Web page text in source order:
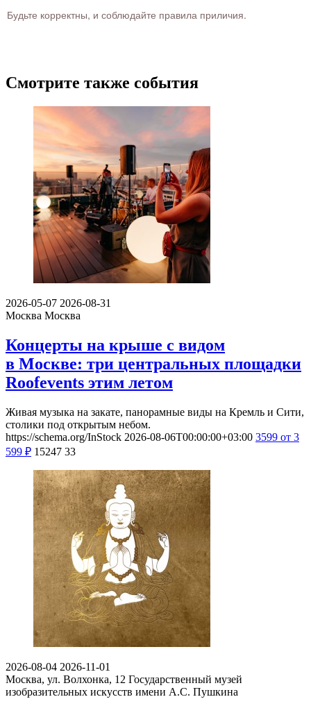
Будьте корректны, и соблюдайте правила приличия.
Смотрите также события
2026-05-07 2026-08-31
Москва Москва
Концерты на крыше с видом
в Москве: три центральных площадки
Roofevents этим летом
Живая музыка на закате, панорамные виды на Кремль и Сити,
столики под открытым небом.
https://schema.org/InStock 2026-08-06T00:00:00+03:00 3599 от 3
599 ₽ 15247 33
2026-08-04 2026-11-01
Москва, ул. Волхонка, 12 Государственный музей
изобразительных искусств имени А.С. Пушкина